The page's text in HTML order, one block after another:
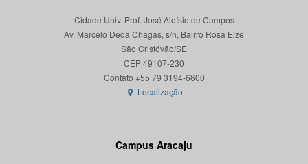
Cidade Univ. Prof. José Aloísio de Campos
Av. Marcelo Deda Chagas, s/n, Bairro Rosa Elze
São Cristóvão/SE
CEP 49107-230
Localização
Campus Aracaju